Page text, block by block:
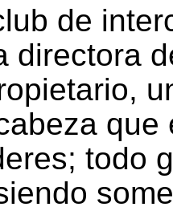
de
directora
todo